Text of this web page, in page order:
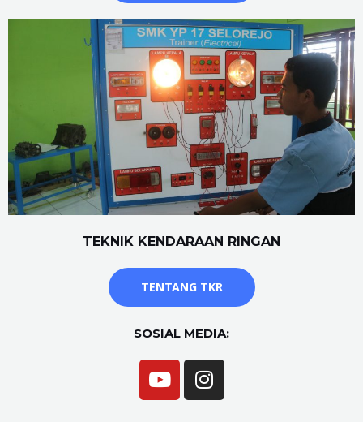
TEKNIK KENDARAAN RINGAN
TENTANG TKR
SOSIAL MEDIA: